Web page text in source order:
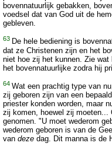
bovennatuurlijk gebakken,
voedsel dat van God uit de
gebleven.
63 De hele bediening is
dat ze Christenen zijn en het
niet hoe zij het kunnen. Zie
het bovennatuurlijke zodra hij
64 Wat een prachtig type van
zij geboren zijn van een
priester konden worden, maar
zij komen, hoewel zij moeten...
genomen. "U moet wederom
wederom geboren is van de
van deze dag. Dit manna is de